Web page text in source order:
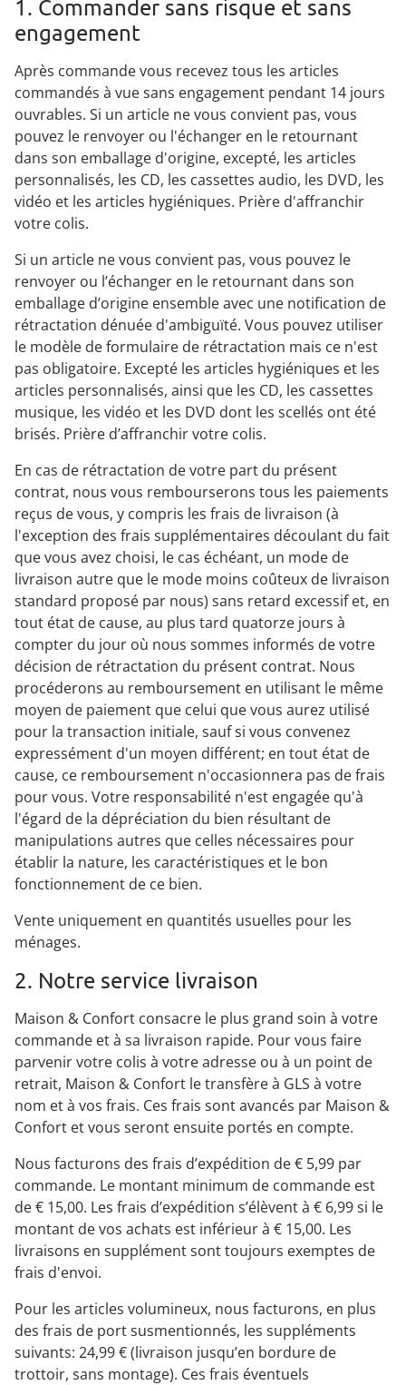
Couverts
Friandises
Matériel de cuisson
Petit électroménager
de cuisine
Je découvre
Balances de cuisine
Mandolines & râpes
Minuteurs
Je découvre
Accessoires de
repassage
Conserver et ranger
Environnement
intérieur
Je découvre
Décoration
Lampes et éclairages
Linge de maison
Mobilier
Meubles de bain
Pommeaux de douche
Presse-tubes
Je découvre
Accessoires pour
plantes
Mobilier et accessoires
de jardin
Barbecues et
accessoires pour
barbecue
Boutique plantes
Chaussures femme
Chaussures homme
Lingerie femme
Je découvre
Range-chaussures empilables
Mobilité & aides à la
Produits de bien-être
Produits de santé
Produits de soin du
corps
Je découvre
Aides aux repas & gobelets
Aides pour se relever du lit
Aides pour toilettes et salle de
bains
Objets utiles au quotidien
Tables d'appoint à roulettes
Cadeaux par thèmes
Cadeaux pour les enfants
Cadeaux pour les
femmes
Je découvre
Puzzles
1. Commander sans risque et sans
engagement
Après commande vous recevez tous les articles
commandés à vue sans engagement pendant 14 jours
ouvrables. Si un article ne vous convient pas, vous
pouvez le renvoyer ou l'échanger en le retournant
dans son emballage d'origine, excepté, les articles
personnalisés, les CD, les cassettes audio, les DVD, les
vidéo et les articles hygiéniques. Prière d'affranchir
votre colis.
Si un article ne vous convient pas, vous pouvez le
renvoyer ou l’échanger en le retournant dans son
emballage d’origine ensemble avec une notification de
rétractation dénuée d'ambiguïté. Vous pouvez utiliser
le modèle de formulaire de rétractation mais ce n'est
pas obligatoire. Excepté les articles hygiéniques et les
articles personnalisés, ainsi que les CD, les cassettes
musique, les vidéo et les DVD dont les scellés ont été
brisés. Prière d’affranchir votre colis.
En cas de rétractation de votre part du présent
contrat, nous vous rembourserons tous les paiements
reçus de vous, y compris les frais de livraison (à
l'exception des frais supplémentaires découlant du fait
que vous avez choisi, le cas échéant, un mode de
livraison autre que le mode moins coûteux de livraison
standard proposé par nous) sans retard excessif et, en
tout état de cause, au plus tard quatorze jours à
compter du jour où nous sommes informés de votre
décision de rétractation du présent contrat. Nous
procéderons au remboursement en utilisant le même
moyen de paiement que celui que vous aurez utilisé
pour la transaction initiale, sauf si vous convenez
expressément d'un moyen différent; en tout état de
cause, ce remboursement n'occasionnera pas de frais
pour vous. Votre responsabilité n'est engagée qu'à
l'égard de la dépréciation du bien résultant de
manipulations autres que celles nécessaires pour
établir la nature, les caractéristiques et le bon
fonctionnement de ce bien.
Vente uniquement en quantités usuelles pour les
ménages.
2. Notre service livraison
Maison & Confort consacre le plus grand soin à votre
commande et à sa livraison rapide. Pour vous faire
parvenir votre colis à votre adresse ou à un point de
retrait, Maison & Confort le transfère à GLS à votre
nom et à vos frais. Ces frais sont avancés par Maison &
Confort et vous seront ensuite portés en compte.
Nous facturons des frais d’expédition de € 5,99 par
commande. Le montant minimum de commande est
de € 15,00. Les frais d’expédition s’élèvent à € 6,99 si le
montant de vos achats est inférieur à € 15,00. Les
livraisons en supplément sont toujours exemptes de
frais d'envoi.
Pour les articles volumineux, nous facturons, en plus
des frais de port susmentionnés, les suppléments
suivants: 24,99 € (livraison jusqu’en bordure de
trottoir, sans montage). Ces frais éventuels